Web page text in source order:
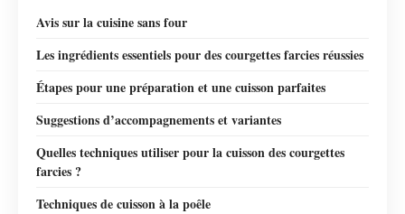
Avis sur la cuisine sans four
Les ingrédients essentiels pour des courgettes farcies réussies
Étapes pour une préparation et une cuisson parfaites
Suggestions d’accompagnements et variantes
Quelles techniques utiliser pour la cuisson des courgettes
farcies ?
Techniques de cuisson à la poêle